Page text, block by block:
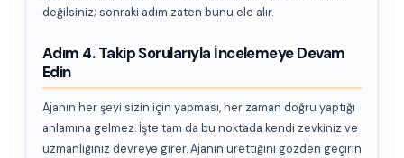
değilsiniz; sonraki adım zaten bunu ele alır.
Adım 4. Takip Sorularıyla İncelemeye Devam
Edin
Ajanın her şeyi sizin için yapması, her zaman doğru yaptığı
anlamına gelmez. İşte tam da bu noktada kendi zevkiniz ve
uzmanlığınız devreye girer. Ajanın ürettiğini gözden geçirin